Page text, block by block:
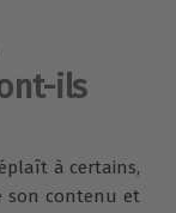
ils
à certains,
son contenu et